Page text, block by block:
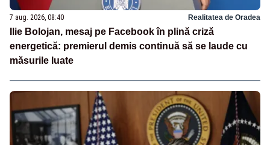
7 aug. 2026, 08:40 Realitatea de Oradea
Ilie Bolojan, mesaj pe Facebook în plină criză
energetică: premierul demis continuă să se laude cu
măsurile luate